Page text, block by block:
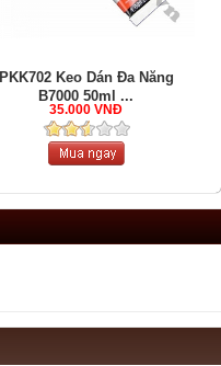
PKK702 Keo Dán Đa Năng
B7000 50ml ...
35.000 VNĐ